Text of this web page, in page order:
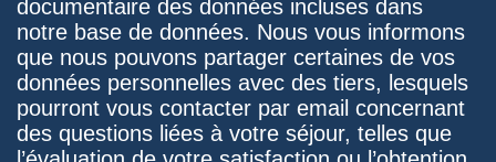
documentaire des données incluses dans
notre base de données. Nous vous informons
que nous pouvons partager certaines de vos
données personnelles avec des tiers, lesquels
pourront vous contacter par email concernant
des questions liées à votre séjour, telles que